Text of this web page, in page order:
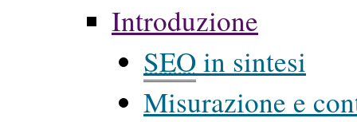
Introduzione
SEOin sintesi
Misurazione e